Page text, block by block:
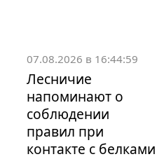
07.08.2026 в 16:44:59
Лесничие
напоминают о
соблюдении
правил при
контакте с белками